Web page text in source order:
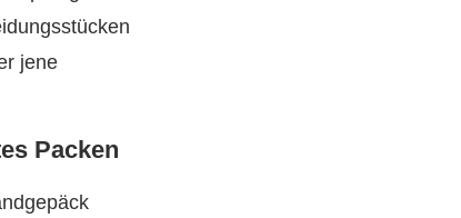
jene
Packen